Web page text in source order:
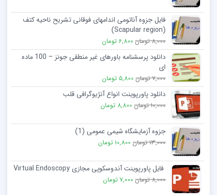
فایل جزوه آناتومی اندامهای فوقانی تشریح ناحیه کتف
(Scapular region)
8,000 تومان 6,800 تومان
دانلود پرسشنامه باورهای غیر منطقی جونز – 100 ماده
ای
7,000 تومان 5,800 تومان
دانلود پاورپوینت انواع آنژیوگرافی قلب
10,000 تومان 8,800 تومان
جزوه آزمایشگاه شیمی عمومی (1)
13,000 تومان 10,800 تومان
فایل پاورپوینت آندوسکوپی مجازی Virtual Endoscopy
8,000 تومان 7,000 تومان